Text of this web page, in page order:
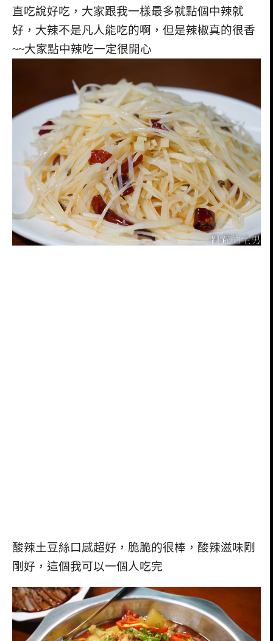
直吃說好吃，大家跟我一樣最多就點個中辣就
好，大辣不是凡人能吃的啊，但是辣椒真的很香
~~大家點中辣吃一定很開心
酸辣土豆絲口感超好，脆脆的很棒，酸辣滋味剛
剛好，這個我可以一個人吃完